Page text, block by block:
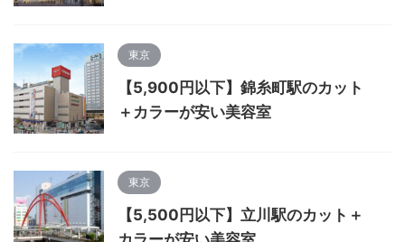
東京
【5,900円以下】錦糸町駅のカット
＋カラーが安い美容室
東京
【5,500円以下】立川駅のカット＋